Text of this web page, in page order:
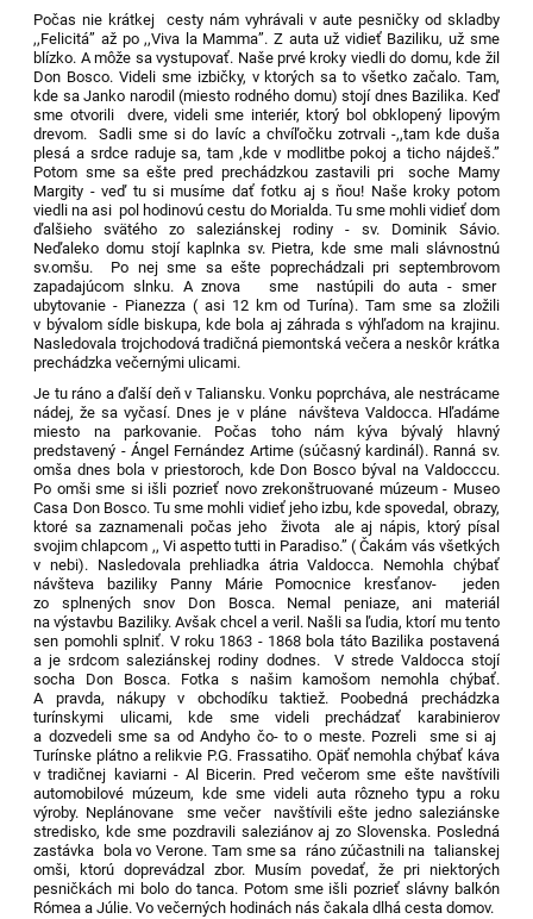
Počas nie krátkej cesty nám vyhrávali v aute pesničky od skladby
,,Felicitá” až po ,,Viva la Mamma”. Z auta už vidieť Baziliku, už sme
blízko. A môže sa vystupovať. Naše prvé kroky viedli do domu, kde žil
Don Bosco. Videli sme izbičky, v ktorých sa to všetko začalo. Tam,
kde sa Janko narodil (miesto rodného domu) stojí dnes Bazilika. Keď
sme otvorili dvere, videli sme interiér, ktorý bol obklopený lipovým
drevom. Sadli sme si do lavíc a chvíľočku zotrvali -,,tam kde duša
plesá a srdce raduje sa, tam ,kde v modlitbe pokoj a ticho nájdeš.”
Potom sme sa ešte pred prechádzkou zastavili pri soche Mamy
Margity - veď tu si musíme dať fotku aj s ňou! Naše kroky potom
viedli na asi pol hodinovú cestu do Morialda. Tu sme mohli vidieť dom
ďalšieho svätého zo saleziánskej rodiny - sv. Dominik Sávio.
Neďaleko domu stojí kaplnka sv. Pietra, kde sme mali slávnostnú
sv.omšu. Po nej sme sa ešte poprechádzali pri septembrovom
zapadajúcom slnku. A znova sme nastúpili do auta - smer
ubytovanie - Pianezza ( asi 12 km od Turína). Tam sme sa zložili
v bývalom sídle biskupa, kde bola aj záhrada s výhľadom na krajinu.
Nasledovala trojchodová tradičná piemontská večera a neskôr krátka
prechádzka večernými ulicami.
Je tu ráno a ďalší deň v Taliansku. Vonku poprcháva, ale nestrácame
nádej, že sa vyčasí. Dnes je v pláne návšteva Valdocca. Hľadáme
miesto na parkovanie. Počas toho nám kýva bývalý hlavný
predstavený - Ángel Fernández Artime (súčasný kardinál). Ranná sv.
omša dnes bola v priestoroch, kde Don Bosco býval na Valdocccu.
Po omši sme si išli pozrieť novo zrekonštruované múzeum - Museo
Casa Don Bosco. Tu sme mohli vidieť jeho izbu, kde spovedal, obrazy,
ktoré sa zaznamenali počas jeho života ale aj nápis, ktorý písal
svojim chlapcom ,, Vi aspetto tutti in Paradiso.” ( Čakám vás všetkých
v nebi). Nasledovala prehliadka átria Valdocca. Nemohla chýbať
návšteva baziliky Panny Márie Pomocnice kresťanov- jeden
zo splnených snov Don Bosca. Nemal peniaze, ani materiál
na výstavbu Baziliky. Avšak chcel a veril. Našli sa ľudia, ktorí mu tento
sen pomohli splniť. V roku 1863 - 1868 bola táto Bazilika postavená
a je srdcom saleziánskej rodiny dodnes. V strede Valdocca stojí
socha Don Bosca. Fotka s našim kamošom nemohla chýbať.
A pravda, nákupy v obchodíku taktiež. Poobedná prechádzka
turínskymi ulicami, kde sme videli prechádzať karabinierov
a dozvedeli sme sa od Andyho čo- to o meste. Pozreli sme si aj
Turínske plátno a relikvie P.G. Frassatiho. Opäť nemohla chýbať káva
v tradičnej kaviarni - Al Bicerin. Pred večerom sme ešte navštívili
automobilové múzeum, kde sme videli auta rôzneho typu a roku
výroby. Neplánovane sme večer navštívili ešte jedno saleziánske
stredisko, kde sme pozdravili saleziánov aj zo Slovenska. Posledná
zastávka bola vo Verone. Tam sme sa ráno zúčastnili na talianskej
omši, ktorú doprevádzal zbor. Musím povedať, že pri niektorých
pesničkách mi bolo do tanca. Potom sme išli pozrieť slávny balkón
Rómea a Júlie. Vo večerných hodinách nás čakala dlhá cesta domov.